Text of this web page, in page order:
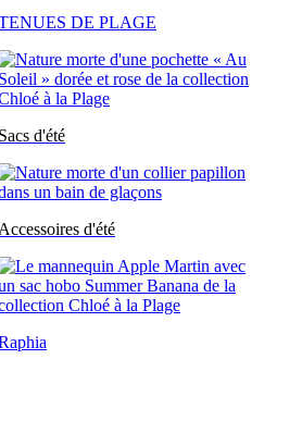
DE PLAGE
Sacs d'été
Accessoires d'été